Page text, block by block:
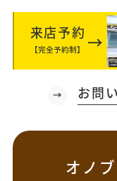
来店予約
【完全予約制】
お問
オノ